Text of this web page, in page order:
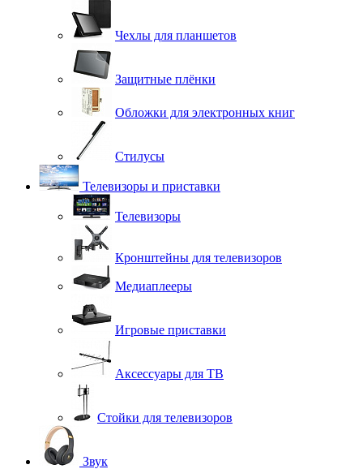
Чехлы для планшетов
Защитные плёнки
Обложки для электронных книг
Стилусы
Телевизоры и приставки
Телевизоры
Кронштейны для телевизоров
Медиаплееры
Игровые приставки
Аксессуары для ТВ
Стойки для телевизоров
Звук